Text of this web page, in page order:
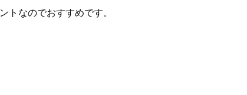
トなのでおすすめです。